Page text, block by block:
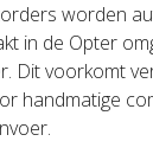
worden
in de Opter
Dit voorkomt
handmatige